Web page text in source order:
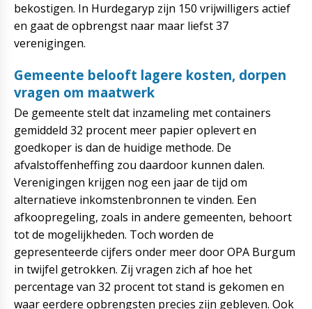
bekostigen. In Hurdegaryp zijn 150 vrijwilligers actief
en gaat de opbrengst naar maar liefst 37
verenigingen.
Gemeente belooft lagere kosten, dorpen
vragen om maatwerk
De gemeente stelt dat inzameling met containers
gemiddeld 32 procent meer papier oplevert en
goedkoper is dan de huidige methode. De
afvalstoffenheffing zou daardoor kunnen dalen.
Verenigingen krijgen nog een jaar de tijd om
alternatieve inkomstenbronnen te vinden. Een
afkoopregeling, zoals in andere gemeenten, behoort
tot de mogelijkheden. Toch worden de
gepresenteerde cijfers onder meer door OPA Burgum
in twijfel getrokken. Zij vragen zich af hoe het
percentage van 32 procent tot stand is gekomen en
waar eerdere opbrengsten precies zijn gebleven. Ook